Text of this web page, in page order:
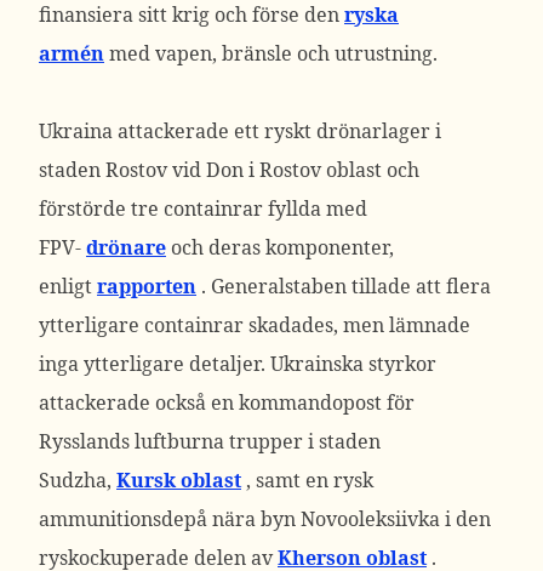
finansiera sitt krig och förse denryska
arménmed vapen, bränsle och utrustning.
Ukraina attackerade ett ryskt drönarlager i
staden Rostov vid Don i Rostov oblast och
förstörde tre containrar fyllda med
FPV-drönare och deras komponenter,
enligtrapporten . Generalstaben tillade att flera
ytterligare containrar skadades, men lämnade
inga ytterligare detaljer. Ukrainska styrkor
attackerade också en kommandopost för
Rysslands luftburna trupper i staden
Sudzha, Kursk oblast, samt en rysk
ammunitionsdepå nära byn Novooleksiivka i den
ryskockuperade delen avKherson oblast.